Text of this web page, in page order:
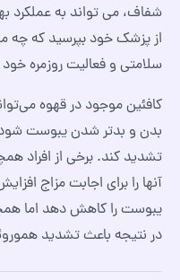
شفاف، می تواند به عملکرد
از پزشک خود بپرسید که چه
سلامتی و فعالیت روزمره
کافئین موجود در قهوه
بدن و بدتر شدن یبوست شود
تشدید کند. برخی از افراد
آنها را برای اجابت مزاج
یبوست را کاهش دهد اما
در نتیجه باعث تشدید